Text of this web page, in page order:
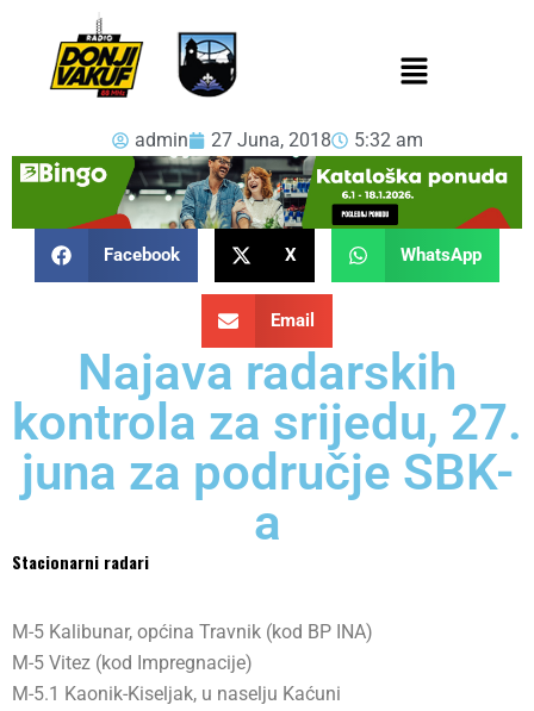
admin 27 Juna, 2018 5:32 am
Facebook X WhatsApp
Email
Najava radarskih
kontrola za srijedu, 27.
juna za područje SBK-
a
Stacionarni radari
M-5 Kalibunar, općina Travnik (kod BP INA)
M-5 Vitez (kod Impregnacije)
M-5.1 Kaonik-Kiseljak, u naselju Kaćuni